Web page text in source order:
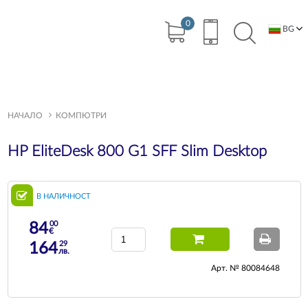
0
BG
НАЧАЛО КОМПЮТРИ
HP EliteDesk 800 G1 SFF Slim Desktop
В НАЛИЧНОСТ
8400
€
16429
лв.
Арт. № 80084648